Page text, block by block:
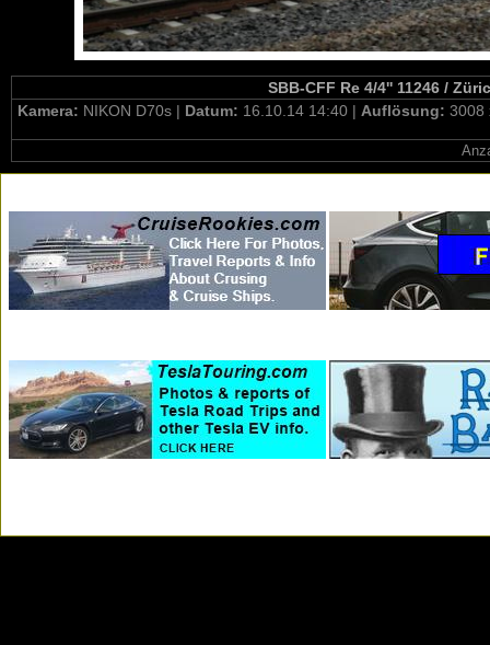
SBB-CFF Re 4/4'' 11246 /
Kamera: NIKON D70s | Datum: 16.10.14 14:40 | Auflösung: 3008